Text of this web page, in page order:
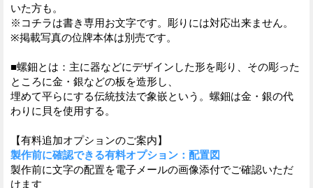
いた方も。
※コチラは書き専用お文字です。彫りには対応出来ません。
※掲載写真の位牌本体は別売です。
■螺鈿とは：主に器などにデザインした形を彫り、その彫った
ところに金・銀などの板を造形し、
埋めて平らにする伝統技法で象嵌という。螺鈿は金・銀の代
わりに貝を使用する。
【有料追加オプションのご案内】
製作前に確認できる有料オプション：配置図
製作前に文字の配置を電子メールの画像添付でご確認いただ
けます